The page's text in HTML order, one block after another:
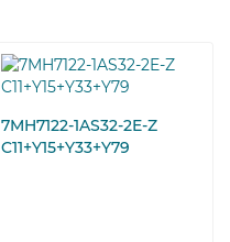
7MH7122-1AS32-2E-Z
C11+Y15+Y33+Y79